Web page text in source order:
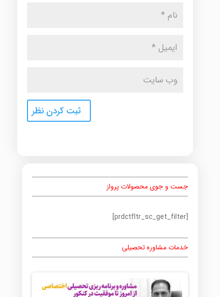
جست و جوی محصولات پرواز
[prdctfltr_sc_get_filter]
خدمات مشاوره تحصیلی